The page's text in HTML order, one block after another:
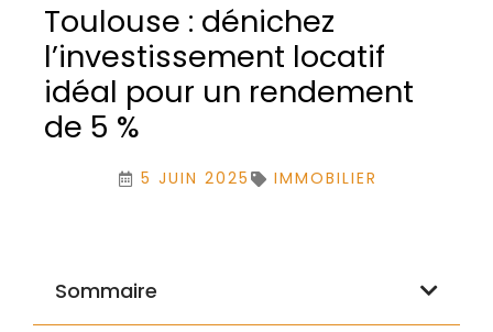
Toulouse : dénichez
l’investissement locatif
idéal pour un rendement
de 5 %
5 JUIN 2025 IMMOBILIER
Sommaire